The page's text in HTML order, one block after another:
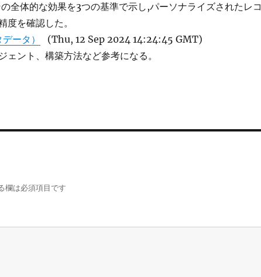
全体的な効果を3つの基準で示し,パーソナライズされたレコ
度を確認した。
ータ）
(Thu, 12 Sep 2024 14:24:45 GMT)
ェント、構築方法など参考になる。
欄は必須項目です